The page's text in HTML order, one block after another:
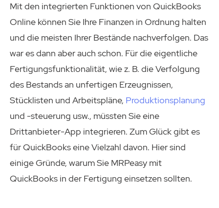
Mit den integrierten Funktionen von QuickBooks
Online können Sie Ihre Finanzen in Ordnung halten
und die meisten Ihrer Bestände nachverfolgen. Das
war es dann aber auch schon. Für die eigentliche
Fertigungsfunktionalität, wie z. B. die Verfolgung
des Bestands an unfertigen Erzeugnissen,
Stücklisten und Arbeitspläne, Produktionsplanung
und -steuerung usw., müssten Sie eine
Drittanbieter-App integrieren. Zum Glück gibt es
für QuickBooks eine Vielzahl davon. Hier sind
einige Gründe, warum Sie MRPeasy mit
QuickBooks in der Fertigung einsetzen sollten.